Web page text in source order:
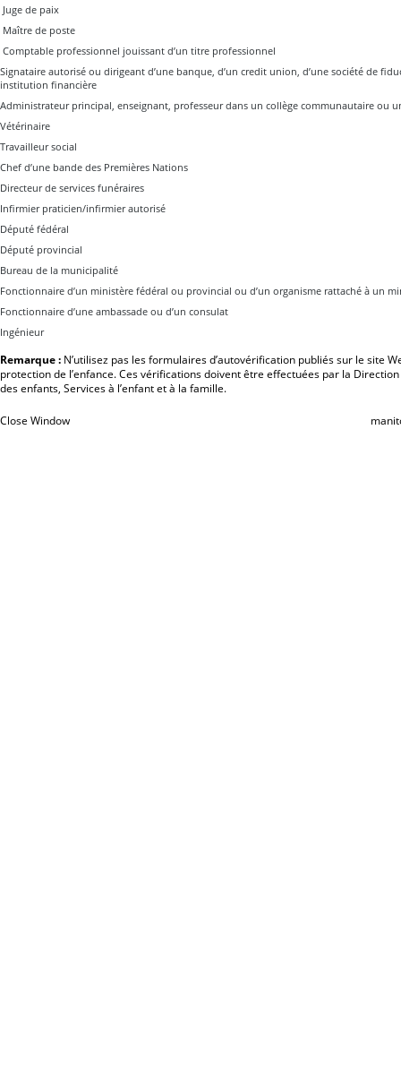
Juge de paix
Maître de poste
Comptable professionnel jouissant d’un titre professionnel
Signataire autorisé ou dirigeant d’une banque, d’un credit union, d’une société de
institution financière
Administrateur principal, enseignant, professeur dans un collège communautaire ou
Vétérinaire
Travailleur social
Chef d’une bande des Premières Nations
Directeur de services funéraires
Infirmier praticien/infirmier autorisé
Député fédéral
Député provincial
Bureau de la municipalité
Fonctionnaire d’un ministère fédéral ou provincial ou d’un organisme rattaché à un
Fonctionnaire d’une ambassade ou d’un consulat
Ingénieur
Remarque : N’utilisez pas les formulaires d’autovérification publiés sur le site
protection de l’enfance. Ces vérifications doivent être effectuées par la
des enfants, Services à l’enfant et à la famille.
Close Window